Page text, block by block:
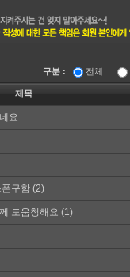
구분 : 전체
제목
요
구함 (2)
도움청해요 (1)